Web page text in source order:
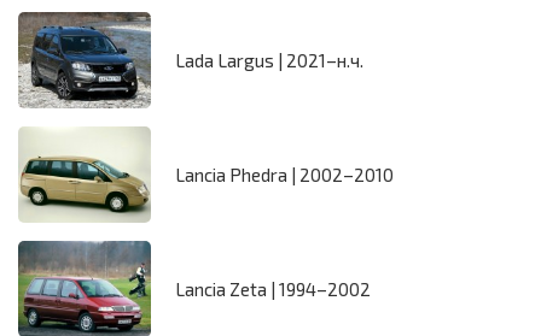
Lada Largus | 2021–н.ч.
Lancia Phedra | 2002–2010
Lancia Zeta | 1994–2002